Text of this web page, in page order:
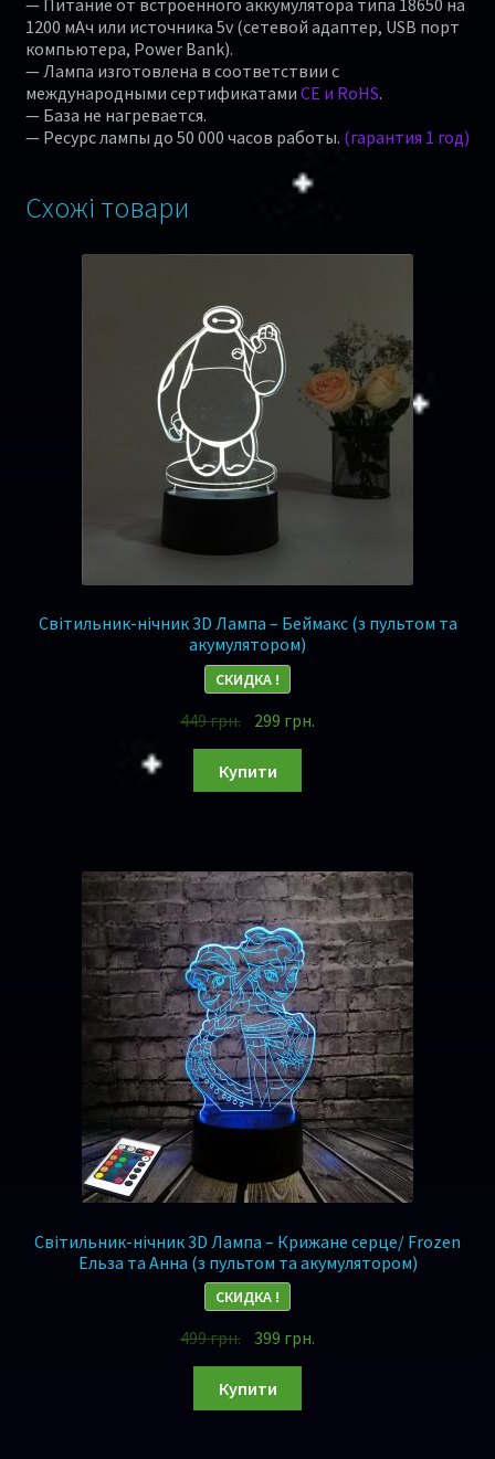
— Питание от встроенного аккумулятора типа 18650 на
1200 мАч или источника 5v (сетевой адаптер, USB порт
компьютера, Power Bank).
— Лампа изготовлена в соответствии с
международными сертификатами CE и RoHS.
— База не нагревается.
— Ресурс лампы до 50 000 часов работы. (гарантия 1 год)
Схожі товари
Світильник-нічник 3D Лампа – Беймакс (з пультом та
акумулятором)
СКИДКА !
449грн. 299 грн.
Купити
Світильник-нічник 3D Лампа – Крижане серце/ Frozen
Ельза та Анна (з пультом та акумулятором)
СКИДКА !
499грн. 399 грн.
Купити